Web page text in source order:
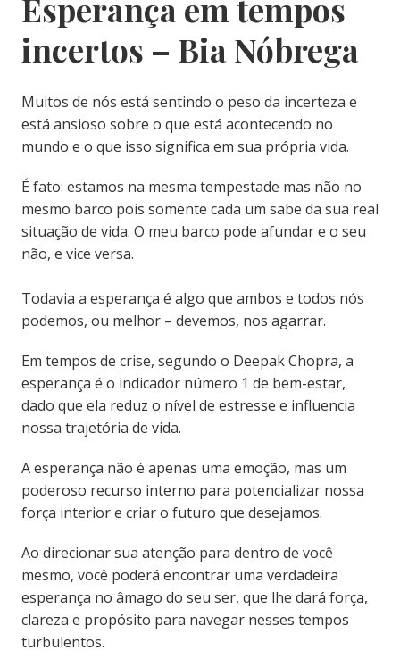
Esperança em tempos
incertos – Bia Nóbrega
Muitos de nós está sentindo o peso da incerteza e
está ansioso sobre o que está acontecendo no
mundo e o que isso significa em sua própria vida.
É fato: estamos na mesma tempestade mas não no
mesmo barco pois somente cada um sabe da sua real
situação de vida. O meu barco pode afundar e o seu
não, e vice versa.
Todavia a esperança é algo que ambos e todos nós
podemos, ou melhor – devemos, nos agarrar.
Em tempos de crise, segundo o Deepak Chopra, a
esperança é o indicador número 1 de bem-estar,
dado que ela reduz o nível de estresse e influencia
nossa trajetória de vida.
A esperança não é apenas uma emoção, mas um
poderoso recurso interno para potencializar nossa
força interior e criar o futuro que desejamos.
Ao direcionar sua atenção para dentro de você
mesmo, você poderá encontrar uma verdadeira
esperança no âmago do seu ser, que lhe dará força,
clareza e propósito para navegar nesses tempos
turbulentos.